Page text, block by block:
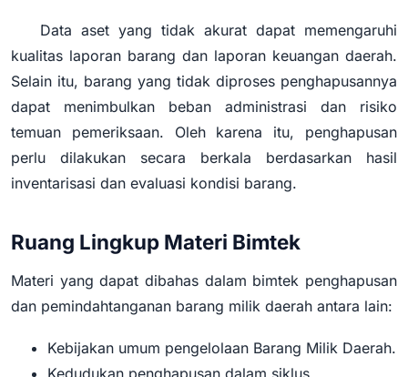
Data aset yang tidak akurat dapat memengaruhi
kualitas laporan barang dan laporan keuangan daerah.
Selain itu, barang yang tidak diproses penghapusannya
dapat menimbulkan beban administrasi dan risiko
temuan pemeriksaan. Oleh karena itu, penghapusan
perlu dilakukan secara berkala berdasarkan hasil
inventarisasi dan evaluasi kondisi barang.
Ruang Lingkup Materi Bimtek
Materi yang dapat dibahas dalam bimtek penghapusan
dan pemindahtanganan barang milik daerah antara lain:
Kebijakan umum pengelolaan Barang Milik Daerah.
Kedudukan penghapusan dalam siklus